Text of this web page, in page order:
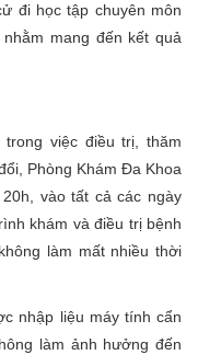
đi học tập chuyên môn
mang đến kết quả
việc điều trị, thăm
Phòng Khám Đa Khoa
vào tất cả các ngày
khám và điều trị bệnh
làm mất nhiều thời
nhập liệu máy tính cẩn
làm ảnh hưởng đến